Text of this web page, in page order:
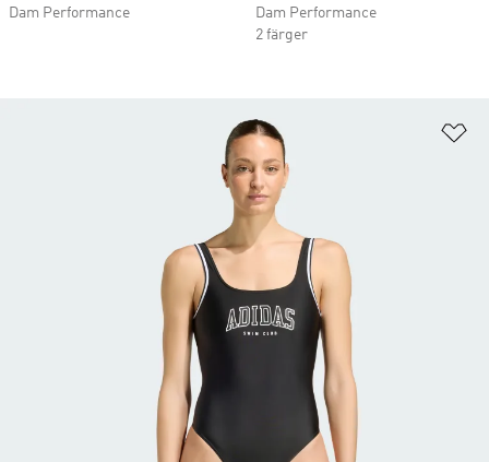
Dam Performance
Dam Performance
2 färger